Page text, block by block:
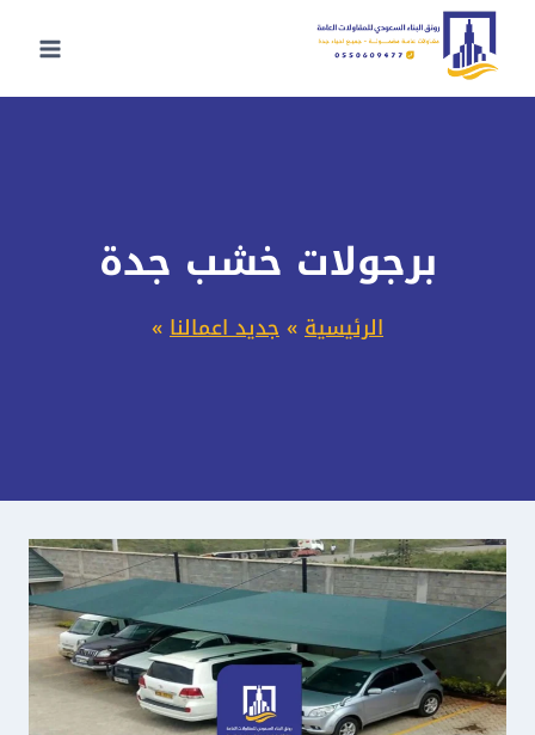
التجاوز
المحتوى
برجولات خشب جدة
الرئيسية»جديد اعمالنا»